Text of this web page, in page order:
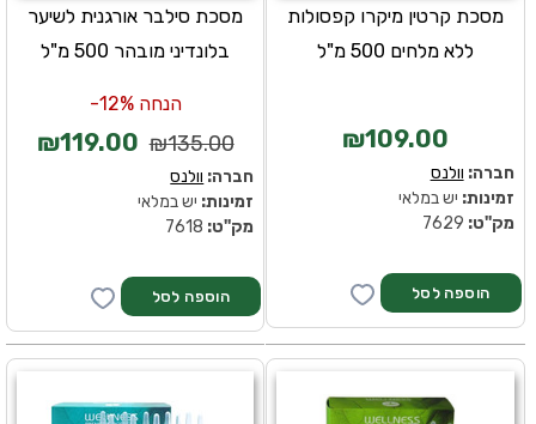
מסכת סילבר אורגנית לשיער
בלונדיני מובהר 500 מ"ל
הנחה 12%-
₪135.00
₪119.00
חברה: וולנס
זמינות: יש במלאי
מק''ט:
מסכת קרטין מיקרו קפסולות
ללא מלחים 500 מ"ל
₪109.00
חברה: וולנס
זמינות: יש במלאי
מק''ט: